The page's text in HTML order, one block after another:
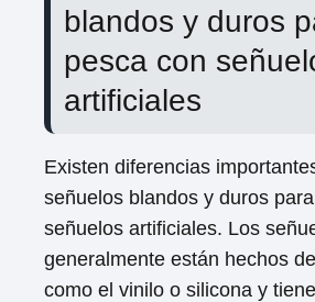
blandos y duros
pesca con
artificiales
Existen diferencias
señuelos blandos y duros
señuelos artificiales. Los
generalmente están hechos
como el vinilo o silicona y